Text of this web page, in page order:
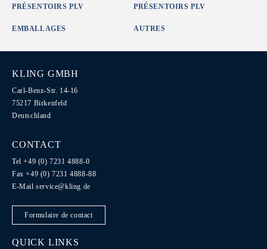
PRÉSENTOIRS PLV PRÉSENTOIRS PLV
EMBALLAGES AUTRES
KLING GMBH
Carl-Benz-Str. 14-16
75217 Birkenfeld
Deutschland
CONTACT
Tel +49 (0) 7231 4888-0
Fax +49 (0) 7231 4888-88
E-Mailservice@kling.de
Formulaire de contact
QUICK LINKS